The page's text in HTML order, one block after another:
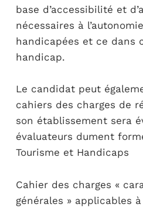
base d’accessibilité et
nécessaires à
handicapées et ce dans
handicap.
Le candidat peut
cahiers des charges de
son établissement sera
évaluateurs dument
Tourisme et Handicaps
Cahier des charges «
générales » applicables